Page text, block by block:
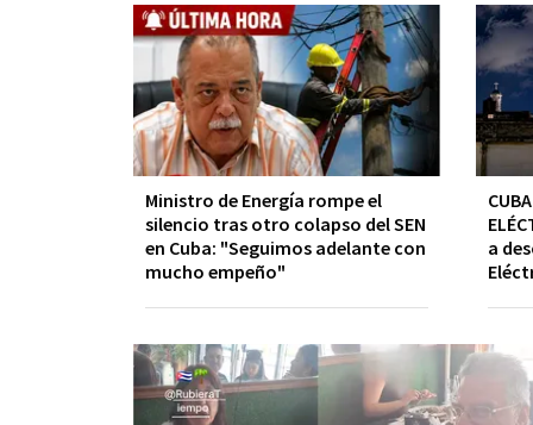
Ministro de Energía rompe el
silencio tras otro colapso del SEN
en Cuba: "Seguimos adelante con
mucho empeño"
a